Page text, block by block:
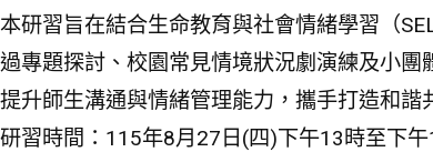
本研習旨在結合生命教育與社會情緒學習（
過專題探討、校園常見情境狀況劇演練及小團
提升師生溝通與情緒管理能力，攜手打造和諧
研習時間：115年8月27日(四)下午13時至下午